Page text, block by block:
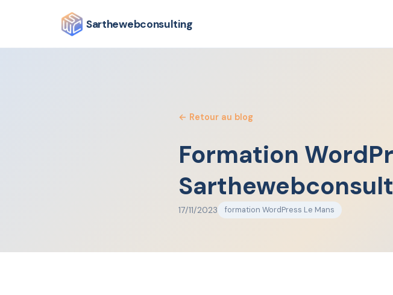
Sarthewebconsulting
← Retour au blog
Formation
17/11/2023 formation WordPress Le Mans